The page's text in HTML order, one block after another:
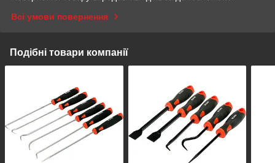
Всі умови повернення
Подібні товари компанії